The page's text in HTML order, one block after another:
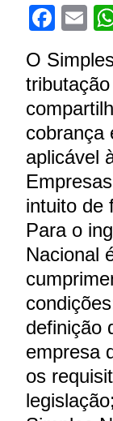
O
cobrança
aplicável
intuito de
Para o
Nacional
definição
empresa
os